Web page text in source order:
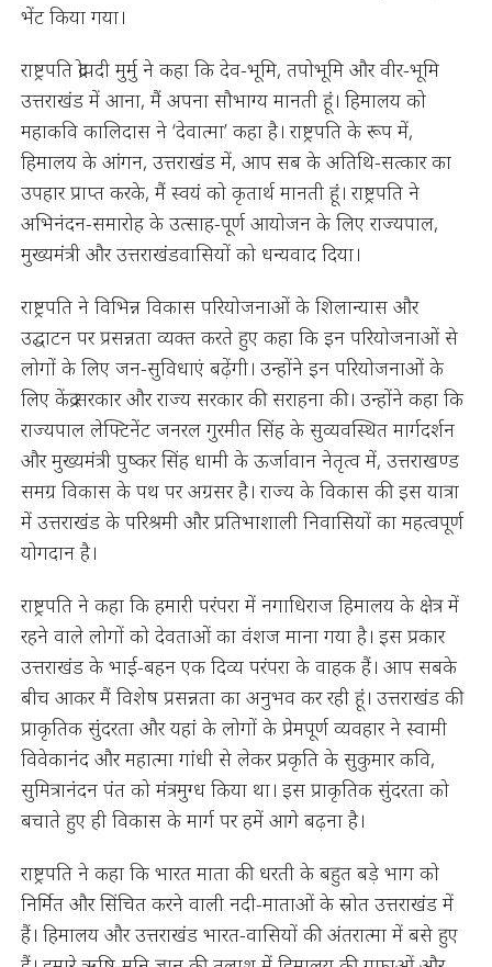
भेंट किया गया।
राष्ट्रपति द्रोपदी मुर्मु ने कहा कि देव-भूमि, तपोभूमि और वीर-भूमि
उत्तराखंड में आना, मैं अपना सौभाग्य मानती हूं। हिमालय को
महाकवि कालिदास ने ‘देवात्मा’ कहा है। राष्ट्रपति के रूप में,
हिमालय के आंगन, उत्तराखंड में, आप सब के अतिथि-सत्कार का
उपहार प्राप्त करके, मैं स्वयं को कृतार्थ मानती हूं। राष्ट्रपति ने
अभिनंदन-समारोह के उत्साह-पूर्ण आयोजन के लिए राज्यपाल,
मुख्यमंत्री और उत्तराखंडवासियों को धन्यवाद दिया।
राष्ट्रपति ने विभिन्न विकास परियोजनाओं के शिलान्यास और
उद्घाटन पर प्रसन्नता व्यक्त करते हुए कहा कि इन परियोजनाओं से
लोगों के लिए जन-सुविधाएं बढ़ेंगी। उन्होंने इन परियोजनाओं के
लिए केंद्र सरकार और राज्य सरकार की सराहना की। उन्होंने कहा कि
राज्यपाल लेफ्टिनेंट जनरल गुरमीत सिंह के सुव्यवस्थित मार्गदर्शन
और मुख्यमंत्री पुष्कर सिंह धामी के ऊर्जावान नेतृत्व में, उत्तराखण्ड
समग्र विकास के पथ पर अग्रसर है। राज्य के विकास की इस यात्रा
में उत्तराखंड के परिश्रमी और प्रतिभाशाली निवासियों का महत्वपूर्ण
योगदान है।
राष्ट्रपति ने कहा कि हमारी परंपरा में नगाधिराज हिमालय के क्षेत्र में
रहने वाले लोगों को देवताओं का वंशज माना गया है। इस प्रकार
उत्तराखंड के भाई-बहन एक दिव्य परंपरा के वाहक हैं। आप सबके
बीच आकर मैं विशेष प्रसन्नता का अनुभव कर रही हूं। उत्तराखंड की
प्राकृतिक सुंदरता और यहां के लोगों के प्रेमपूर्ण व्यवहार ने स्वामी
विवेकानंद और महात्मा गांधी से लेकर प्रकृति के सुकुमार कवि,
सुमित्रानंदन पंत को मंत्रमुग्ध किया था। इस प्राकृतिक सुंदरता को
बचाते हुए ही विकास के मार्ग पर हमें आगे बढ़ना है।
राष्ट्रपति ने कहा कि भारत माता की धरती के बहुत बड़े भाग को
निर्मित और सिंचित करने वाली नदी-माताओं के स्रोत उत्तराखंड में
हैं। हिमालय और उत्तराखंड भारत-वासियों की अंतरात्मा में बसे हुए